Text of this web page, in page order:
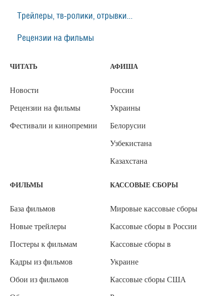
Трейлеры, тв-ролики, отрывки...
Рецензии на фильмы
ЧИТАТЬ
Новости
Рецензии на фильмы
Фестивали и кинопремии
АФИША
России
Украины
Белорусии
Узбекистана
Казахстана
ФИЛЬМЫ
База фильмов
Новые трейлеры
Постеры к фильмам
Кадры из фильмов
Обои из фильмов
КАССОВЫЕ СБОРЫ
Мировые кассовые сборы
Кассовые сборы в России
Кассовые сборы в
Украине
Кассовые сборы США